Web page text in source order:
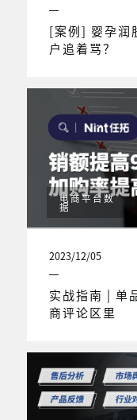
[案例] 婴孕润
户追着骂？
电商平台数
据
2023/12/05
实战指南 | 单
商评论区里